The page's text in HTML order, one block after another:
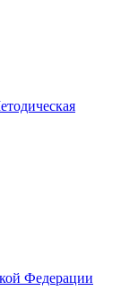
Федерации